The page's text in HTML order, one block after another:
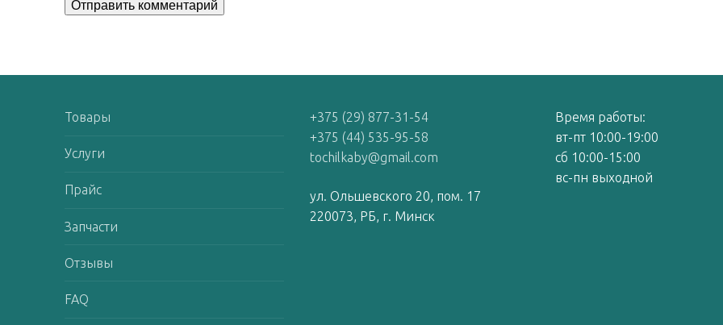
Товары
Услуги
Прайс
Запчасти
Отзывы
FAQ
+375 (29) 877-31-54
+375 (44) 535-95-58
tochilkaby@gmail.com
ул. Ольшевского 20, пом. 17
220073, РБ, г. Минск
Время работы:
вт-пт 10:00-19:00
сб 10:00-15:00
вс-пн выходной